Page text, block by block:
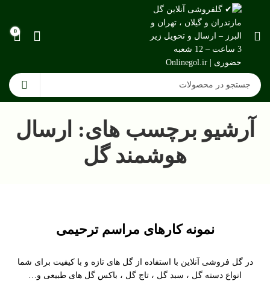
0
آرشیو برچسب های: ارسال
هوشمند گل
نمونه کارهای مراسم ترحیمی
در گل فروشی آنلاین با استفاده از گل های تازه و با کیفیت برای شما
انواع دسته گل ، سبد گل ، تاج گل ، باکس گل های طبیعی و…